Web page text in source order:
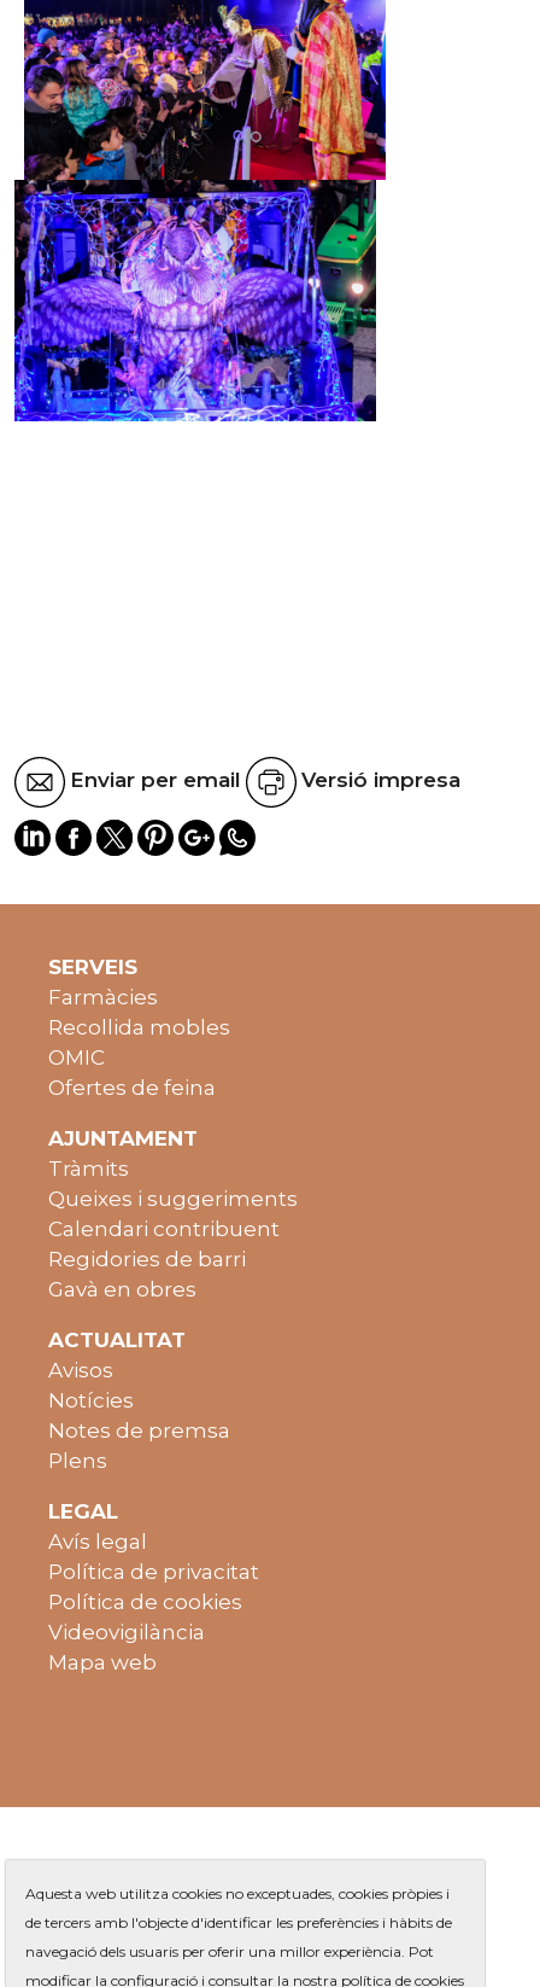
Enviar per email Versió impresa
SERVEIS
Farmàcies
Recollida mobles
OMIC
Ofertes de feina
AJUNTAMENT
Tràmits
Queixes i suggeriments
Calendari contribuent
Regidories de barri
Gavà en obres
ACTUALITAT
Avisos
Notícies
Notes de premsa
Plens
LEGAL
Avís legal
Política de privacitat
Política de cookies
Videovigilància
Mapa web
Plaça de Jaume Balmes s/n
Aquesta web utilitza cookies no exceptuades, cookies pròpies i
de tercers amb l'objecte d'identificar les preferències i hàbits de
navegació dels usuaris per oferir una millor experiència. Pot
modificar la configuració i consultar la nostra política de cookies